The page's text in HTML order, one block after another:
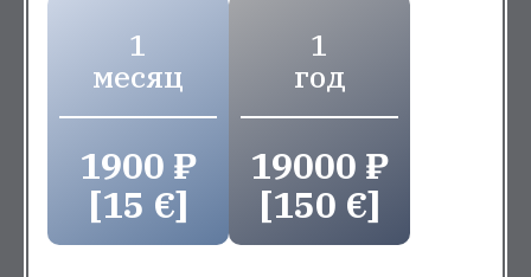
1
месяц
1900 ₽
[15 €]
1
год
19000 ₽
[150 €]